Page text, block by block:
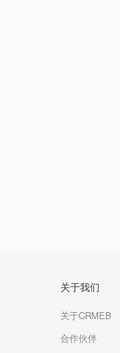
关于我们
关于CRMEB
合作伙伴